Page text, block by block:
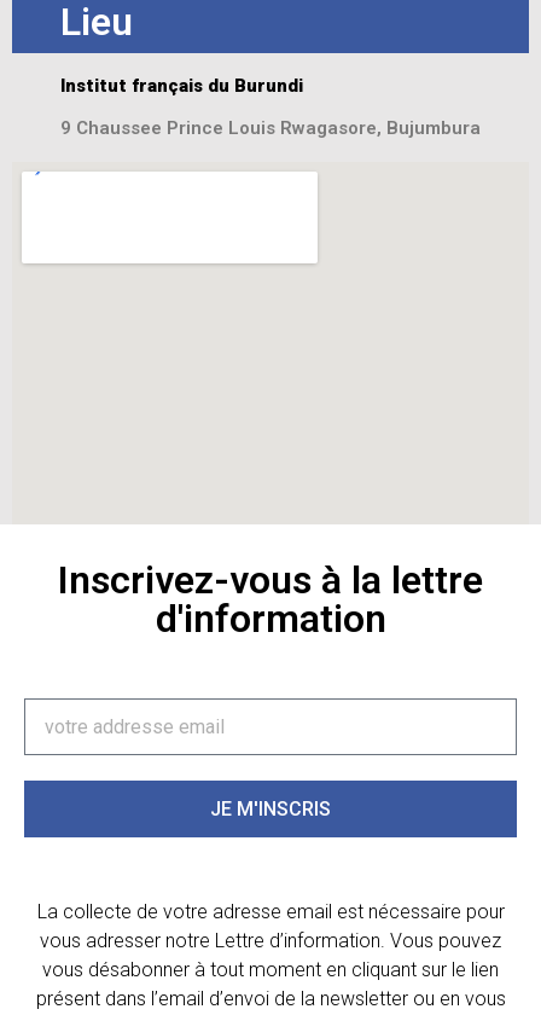
Lieu
Institut français du Burundi
9 Chaussee Prince Louis Rwagasore, Bujumbura
Inscrivez-vous à la lettre
d'information
JE M'INSCRIS
La collecte de votre adresse email est nécessaire pour
vous adresser notre Lettre d’information. Vous pouvez
vous désabonner à tout moment en cliquant sur le lien
présent dans l’email d’envoi de la newsletter ou en vous